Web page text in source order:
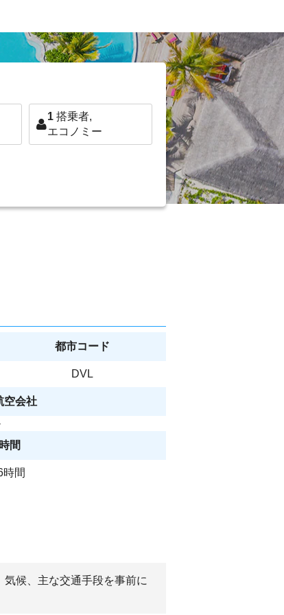
1 搭乗者,
エコノミー
都市コード
DVL
空会社
間
時間
候、主な交通手段を事前に